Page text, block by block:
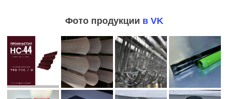
Фото продукции в VK